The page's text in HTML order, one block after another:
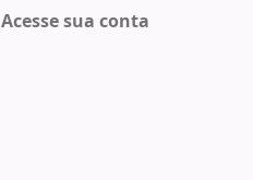
Acesse sua conta